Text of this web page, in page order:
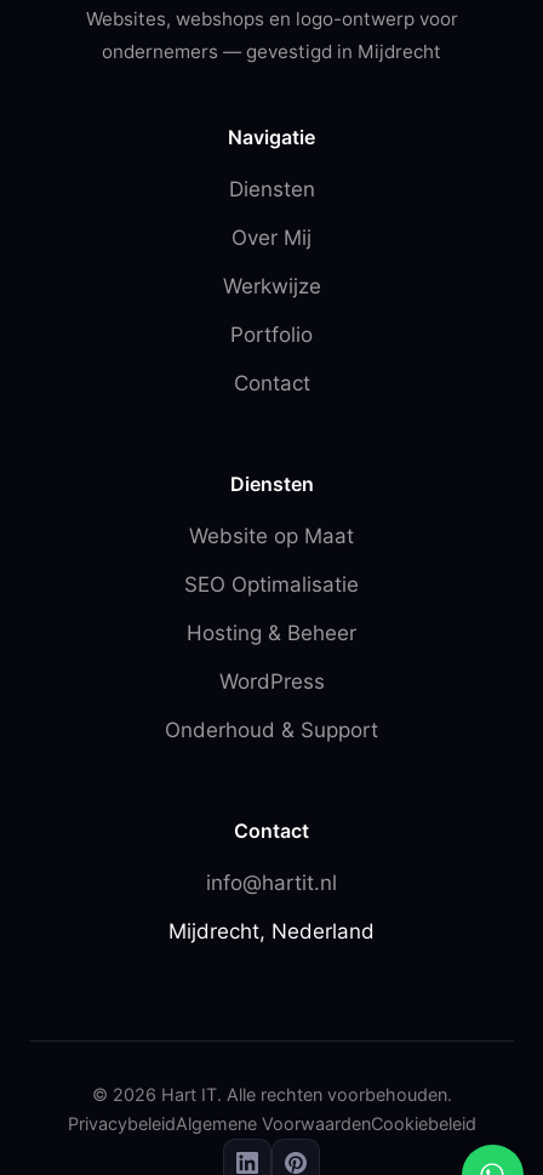
Websites, webshops en logo-ontwerp voor
ondernemers — gevestigd in Mijdrecht
Navigatie
Diensten
Over Mij
Werkwijze
Portfolio
Contact
Diensten
Website op Maat
SEO Optimalisatie
Hosting & Beheer
WordPress
Onderhoud & Support
Contact
info@hartit.nl
Mijdrecht, Nederland
© 2026 Hart IT. Alle rechten voorbehouden.
PrivacybeleidAlgemene VoorwaardenCookiebeleid